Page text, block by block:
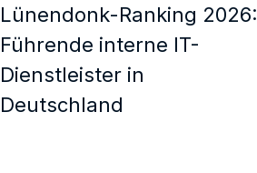
Lünendonk-Ranking 2026:
Führende interne IT-
Dienstleister in
Deutschland